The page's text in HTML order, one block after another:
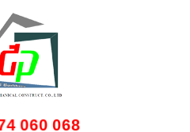
060 068